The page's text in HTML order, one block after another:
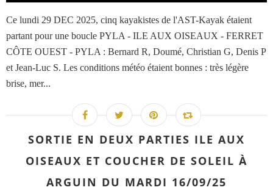
Ce lundi 29 DEC 2025, cinq kayakistes de l'AST-Kayak étaient
partant pour une boucle PYLA - ILE AUX OISEAUX - FERRET
CÔTE OUEST - PYLA : Bernard R, Doumé, Christian G, Denis P
et Jean-Luc S. Les conditions météo étaient bonnes : très légère
brise, mer...
SORTIE EN DEUX PARTIES ILE AUX
OISEAUX ET COUCHER DE SOLEIL À
ARGUIN DU MARDI 16/09/25